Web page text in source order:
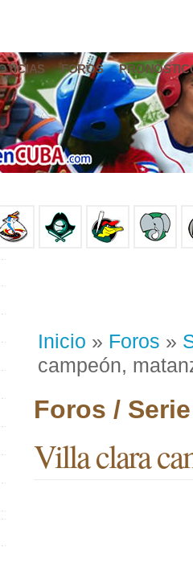
FOROS
Inicio » Foros »
campeón,
Foros /
Villa clara